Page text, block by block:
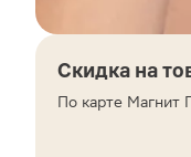
Скидка на
По карте Магнит